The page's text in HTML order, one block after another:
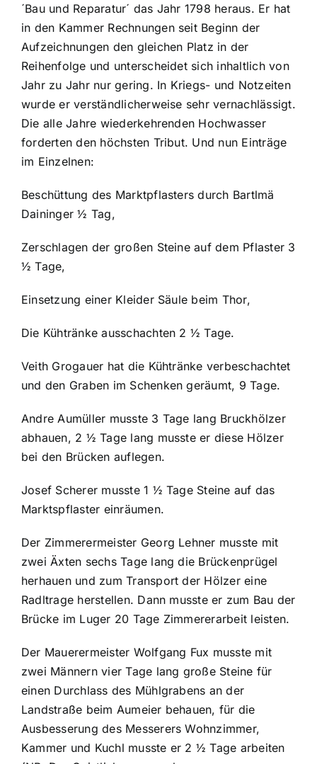
´Bau und Reparatur´ das Jahr 1798 heraus. Er hat
in den Kammer Rechnungen seit Beginn der
Aufzeichnungen den gleichen Platz in der
Reihenfolge und unterscheidet sich inhaltlich von
Jahr zu Jahr nur gering. In Kriegs- und Notzeiten
wurde er verständlicherweise sehr vernachlässigt.
Die alle Jahre wiederkehrenden Hochwasser
forderten den höchsten Tribut. Und nun Einträge
im Einzelnen:
Beschüttung des Marktpflasters durch Bartlmä
Daininger ½ Tag,
Zerschlagen der großen Steine auf dem Pflaster 3
½ Tage,
Einsetzung einer Kleider Säule beim Thor,
Die Kühtränke ausschachten 2 ½ Tage.
Veith Grogauer hat die Kühtränke verbeschachtet
und den Graben im Schenken geräumt, 9 Tage.
Andre Aumüller musste 3 Tage lang Bruckhölzer
abhauen, 2 ½ Tage lang musste er diese Hölzer
bei den Brücken auflegen.
Josef Scherer musste 1 ½ Tage Steine auf das
Marktspflaster einräumen.
Der Zimmerermeister Georg Lehner musste mit
zwei Äxten sechs Tage lang die Brückenprügel
herhauen und zum Transport der Hölzer eine
Radltrage herstellen. Dann musste er zum Bau der
Brücke im Luger 20 Tage Zimmererarbeit leisten.
Der Mauerermeister Wolfgang Fux musste mit
zwei Männern vier Tage lang große Steine für
einen Durchlass des Mühlgrabens an der
Landstraße beim Aumeier behauen, für die
Ausbesserung des Messerers Wohnzimmer,
Kammer und Kuchl musste er 2 ½ Tage arbeiten